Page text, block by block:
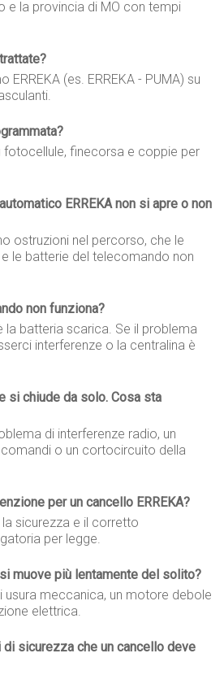
e la provincia di MO con tempi
ERREKA (es. ERREKA - PUMA) su
fotocellule, finecorsa e coppie per
ERREKA non si apre o non
ostruzioni nel percorso, che le
le batterie del telecomando non
non funziona?
la batteria scarica. Se il problema
interferenze o la centralina è
si chiude da solo. Cosa sta
di interferenze radio, un
o un cortocircuito della
per un cancello ERREKA?
sicurezza e il corretto
per legge.
muove più lentamente del solito?
usura meccanica, un motore debole
elettrica.
sicurezza che un cancello deve